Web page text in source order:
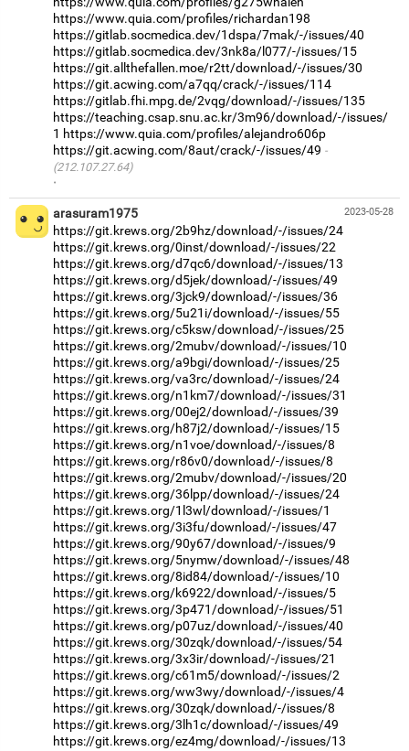
https://www.quia.com/profiles/richardan198
https://gitlab.socmedica.dev/1dspa/7mak/-/issues/40
https://gitlab.socmedica.dev/3nk8a/l077/-/issues/15
https://git.allthefallen.moe/r2tt/download/-/issues/30
https://git.acwing.com/a7qq/crack/-/issues/114
https://gitlab.fhi.mpg.de/2vqg/download/-/issues/135
https://teaching.csap.snu.ac.kr/3m96/download/-/issues/
1 https://www.quia.com/profiles/alejandro606p
https://git.acwing.com/8aut/crack/-/issues/49
(212.107.27.64)
·
2023-05-28
arasuram1975
https://git.krews.org/2b9hz/download/-/issues/24
https://git.krews.org/0inst/download/-/issues/22
https://git.krews.org/d7qc6/download/-/issues/13
https://git.krews.org/d5jek/download/-/issues/49
https://git.krews.org/3jck9/download/-/issues/36
https://git.krews.org/5u21i/download/-/issues/55
https://git.krews.org/c5ksw/download/-/issues/25
https://git.krews.org/2mubv/download/-/issues/10
https://git.krews.org/a9bgi/download/-/issues/25
https://git.krews.org/va3rc/download/-/issues/24
https://git.krews.org/n1km7/download/-/issues/31
https://git.krews.org/00ej2/download/-/issues/39
https://git.krews.org/h87j2/download/-/issues/15
https://git.krews.org/n1voe/download/-/issues/8
https://git.krews.org/r86v0/download/-/issues/8
https://git.krews.org/2mubv/download/-/issues/20
https://git.krews.org/36lpp/download/-/issues/24
https://git.krews.org/1l3wl/download/-/issues/1
https://git.krews.org/3i3fu/download/-/issues/47
https://git.krews.org/90y67/download/-/issues/9
https://git.krews.org/5nymw/download/-/issues/48
https://git.krews.org/8id84/download/-/issues/10
https://git.krews.org/k6922/download/-/issues/5
https://git.krews.org/3p471/download/-/issues/51
https://git.krews.org/p07uz/download/-/issues/40
https://git.krews.org/30zqk/download/-/issues/54
https://git.krews.org/3x3ir/download/-/issues/21
https://git.krews.org/c61m5/download/-/issues/2
https://git.krews.org/ww3wy/download/-/issues/4
https://git.krews.org/30zqk/download/-/issues/8
https://git.krews.org/3lh1c/download/-/issues/49
https://git.krews.org/ez4mg/download/-/issues/13